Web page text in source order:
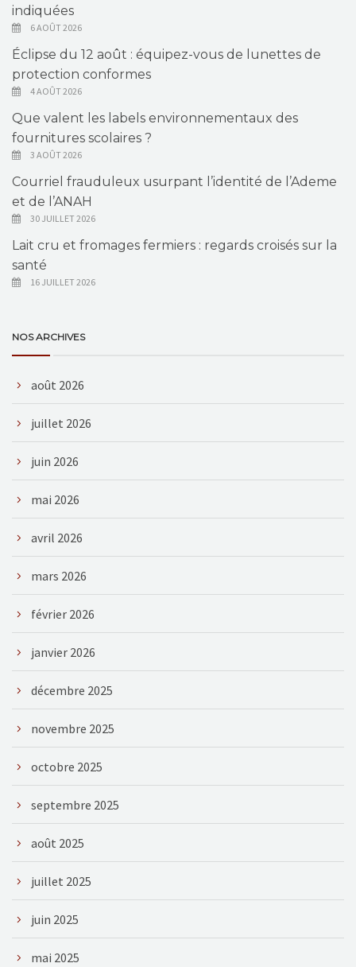
indiquées
6 AOÛT 2026
Éclipse du 12 août : équipez-vous de lunettes de
protection conformes
4 AOÛT 2026
Que valent les labels environnementaux des
fournitures scolaires ?
3 AOÛT 2026
Courriel frauduleux usurpant l’identité de l’Ademe
et de l’ANAH
30 JUILLET 2026
Lait cru et fromages fermiers : regards croisés sur la
santé
16 JUILLET 2026
NOS ARCHIVES
août 2026
juillet 2026
juin 2026
mai 2026
avril 2026
mars 2026
février 2026
janvier 2026
décembre 2025
novembre 2025
octobre 2025
septembre 2025
août 2025
juillet 2025
juin 2025
mai 2025